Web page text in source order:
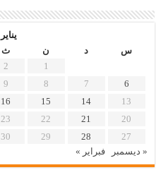
يناير 2024
س
د ن ث
1
2
6
7
8
9
13
14
15
16
20
21
22
23
27
28
29
30
« ديسمبر
فبراير »